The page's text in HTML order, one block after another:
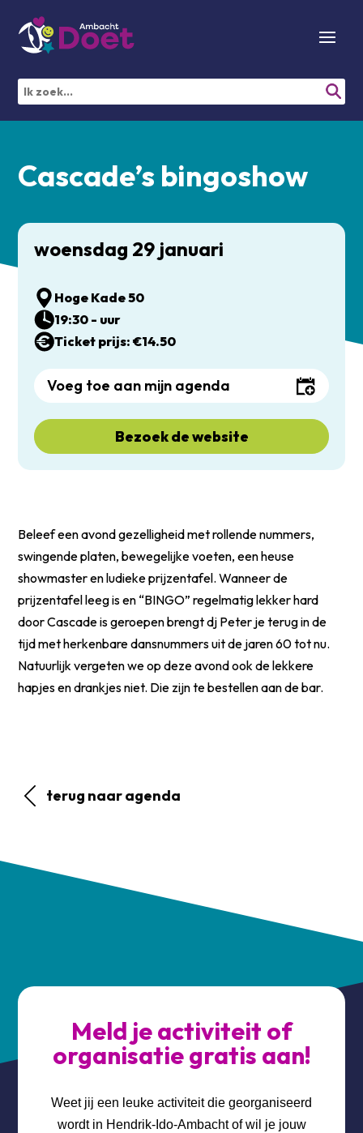
Cascade’s bingoshow
Beleef een avond gezelligheid met rollende nummers,
swingende platen, bewegelijke voeten, een heuse
showmaster en ludieke prijzentafel. Wanneer de
prijzentafel leeg is en “BINGO” regelmatig lekker hard
door Cascade is geroepen brengt dj Peter je terug in de
tijd met herkenbare dansnummers uit de jaren 60 tot nu.
Natuurlijk vergeten we op deze avond ook de lekkere
hapjes en drankjes niet. Die zijn te bestellen aan de bar.
terug naar agenda
woensdag 29 januari
Hoge Kade 50
19:30 - uur
Ticket prijs: €14.50
Voeg toe aan mijn agenda
Bezoek de website
Meld je activiteit of
organisatie gratis aan!
Weet jij een leuke activiteit die georganiseerd
wordt in Hendrik-Ido-Ambacht of wil je jouw